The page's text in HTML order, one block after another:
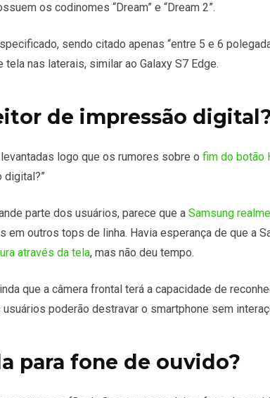
os codinomes “Dream” e “Dream 2”.
sendo citado apenas “entre 5 e 6
tela nas laterais, similar ao Galaxy S7 Edge.
de impressão
logo que os rumores sobre o fim do botão
digital?”
parte dos usuários, parece que a Samsung
em outros tops de linha. Havia esperança de que a
através da tela, mas não deu tempo.
que a câmera frontal terá a capacidade de
poderão destravar o smartphone sem
para fone de ouvido?